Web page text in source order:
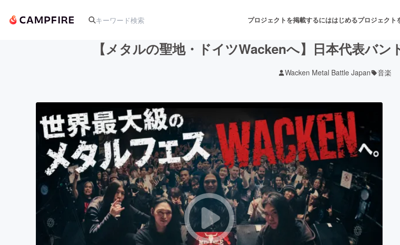
プロジェクトを掲載するにははじめるプロジェクト
アート・写真 音楽 舞台・
テクノロジー・ガジェット ゲーム・サービス開発 フード・
映像・映画 書籍・雑誌出版 アニメ・漫
ビジネス・起業 チャレンジ ビューテ
まちづくり・地域活性化
【メタルの聖地・ドイツWackenへ】日本代表バ
Wacken Metal Battle Japan 音楽